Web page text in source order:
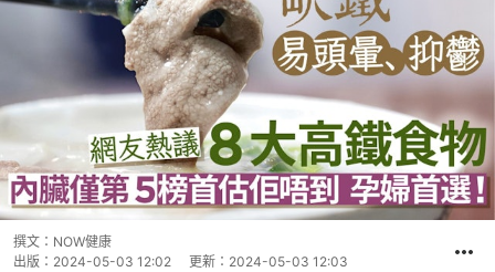
撰文： NOW健康
出版： 2024-05-03 12:02 更新： 2024-05-03 12:03